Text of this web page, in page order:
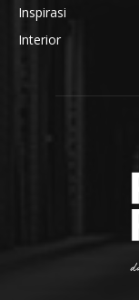
Inspirasi
Interior